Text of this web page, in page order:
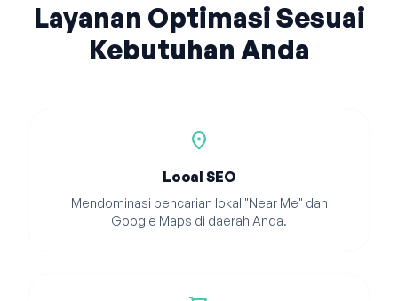
Layanan Optimasi Sesuai
Kebutuhan Anda
location_on
Local SEO
Mendominasi pencarian lokal "Near Me" dan
Google Maps di daerah Anda.